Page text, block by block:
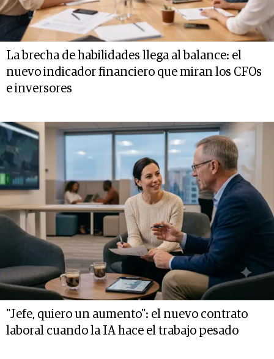
La brecha de habilidades llega al balance: el
nuevo indicador financiero que miran los CFOs
e inversores
"Jefe, quiero un aumento": el nuevo contrato
laboral cuando la IA hace el trabajo pesado